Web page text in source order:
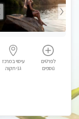
לפרטים
נוספים
עיסוי במרכז
גני תקוה